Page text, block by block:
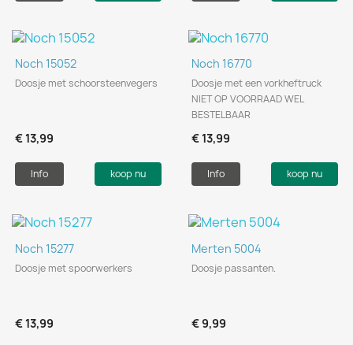
Noch 15052
Doosje met schoorsteenvegers
€ 13,99
Info koop nu
Noch 16770
Doosje met een vorkheftruck
NIET OP VOORRAAD WEL
BESTELBAAR
€ 13,99
Info koop nu
Noch 15277
Doosje met spoorwerkers
€ 13,99
Merten 5004
Doosje passanten.
€ 9,99